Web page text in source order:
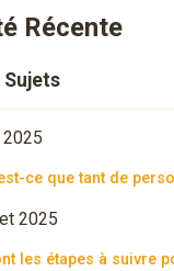
Récente
Sujets
ce que tant de
2025
les étapes à suivre